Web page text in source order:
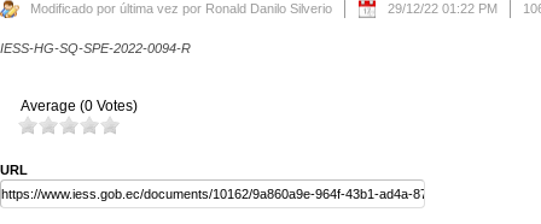
Modificado por última vez por Ronald Danilo Silverio
29/12/22 01:22 PM
IESS-HG-SQ-SPE-2022-0094-R
Average (0 Votes)
URL